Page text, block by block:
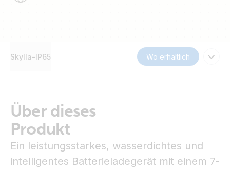
Skylla-IP65 Wo erhältlich
Über dieses
Produkt
Ein leistungsstarkes, wasserdichtes und
intelligentes Batterieladegerät mit einem 7-